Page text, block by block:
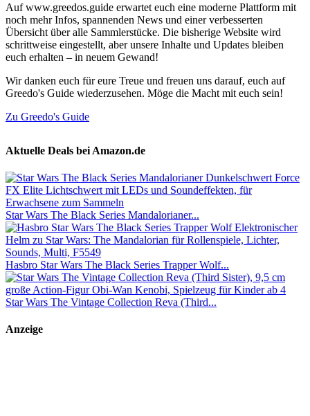
Auf www.greedos.guide erwartet euch eine moderne Plattform mit
noch mehr Infos, spannenden News und einer verbesserten
Übersicht über alle Sammlerstücke. Die bisherige Website wird
schrittweise eingestellt, aber unsere Inhalte und Updates bleiben
euch erhalten – in neuem Gewand!
Wir danken euch für eure Treue und freuen uns darauf, euch auf
Greedo's Guide wiederzusehen. Möge die Macht mit euch sein!
Zu Greedo's Guide
Aktuelle Deals bei Amazon.de
Star Wars The Black Series Mandalorianer...
Hasbro Star Wars The Black Series Trapper Wolf...
Star Wars The Vintage Collection Reva (Third...
Anzeige